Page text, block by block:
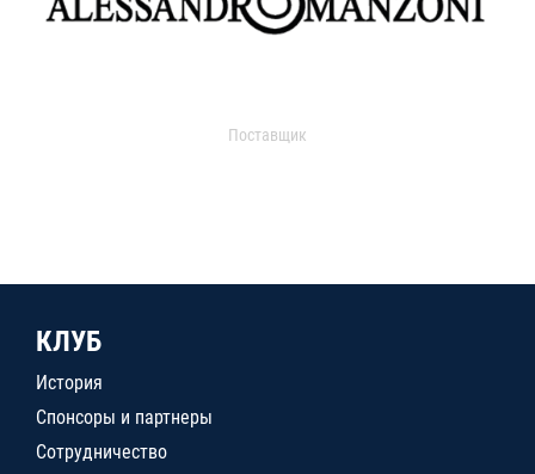
Поставщик
КЛУБ
История
Спонсоры и партнеры
Сотрудничество